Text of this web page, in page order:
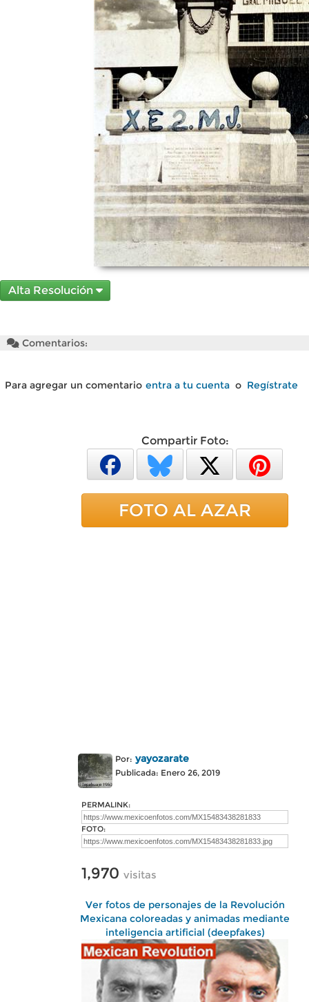
Alta Resolución
Comentarios:
Para agregar un comentario entra a tu cuenta o Regístrate
Compartir Foto:
FOTO AL AZAR
Por: yayozarate
Publicada: Enero 26, 2019
PERMALINK:
FOTO:
1,970 visitas
Ver fotos de personajes de la Revolución
Mexicana coloreadas y animadas mediante
inteligencia artificial (deepfakes)